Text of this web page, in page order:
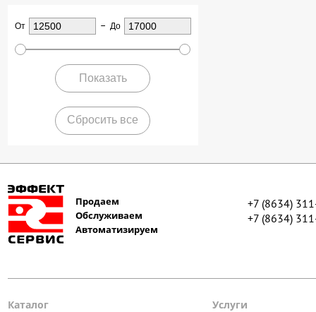
От До
Показать
Сбросить все
Продаем
Обслуживаем
Автоматизируем
+7 (8634)
+7 (8634)
Каталог Услуги